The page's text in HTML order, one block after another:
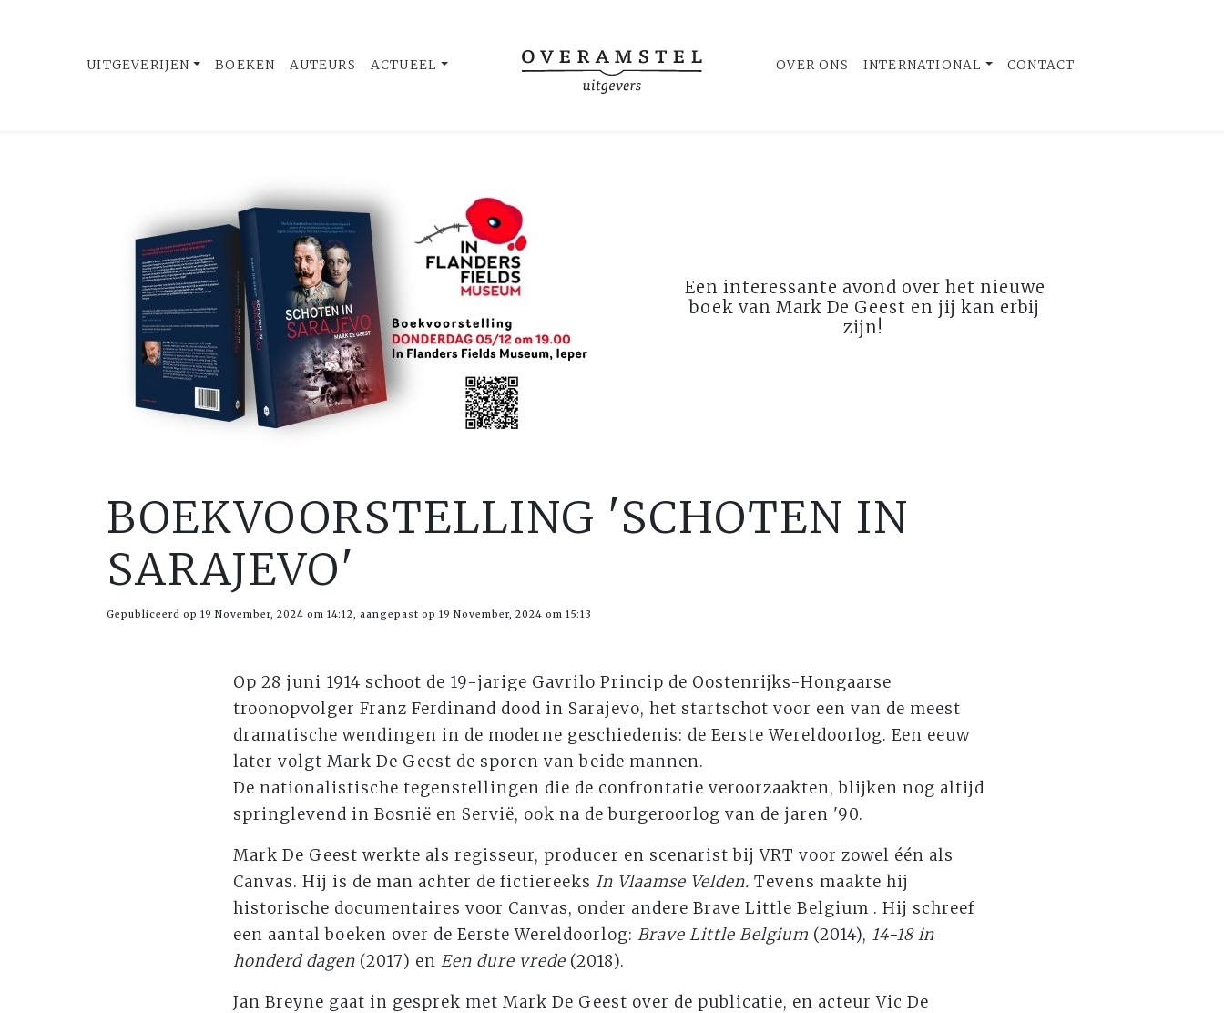
UITGEVERIJEN BOEKEN AUTEURS ACTUEEL OVER ONS INTERNATIONAL CONTACT
Een interessante avond over het nieuwe
boek van Mark De Geest en jij kan erbij
zijn!
BOEKVOORSTELLING 'SCHOTEN IN
SARAJEVO'
Gepubliceerd op 19 November, 2024 om 14:12, aangepast op 19 November, 2024 om 15:13
Op 28 juni 1914 schoot de 19-jarige Gavrilo Princip de Oostenrijks-Hongaarse
troonopvolger Franz Ferdinand dood in Sarajevo, het startschot voor een van de meest
dramatische wendingen in de moderne geschiedenis: de Eerste Wereldoorlog. Een eeuw
later volgt Mark De Geest de sporen van beide mannen.
De nationalistische tegenstellingen die de confrontatie veroorzaakten, blijken nog altijd
springlevend in Bosnië en Servië, ook na de burgeroorlog van de jaren '90.
Mark De Geest werkte als regisseur, producer en scenarist bij VRT voor zowel één als
Canvas. Hij is de man achter de fictiereeks In Vlaamse Velden. Tevens maakte hij
historische documentaires voor Canvas, onder andere Brave Little Belgium . Hij schreef
een aantal boeken over de Eerste Wereldoorlog: Brave Little Belgium (2014), 14-18 in
honderd dagen(2017) en Een dure vrede (2018).
Jan Breyne gaat in gesprek met Mark De Geest over de publicatie, en acteur Vic De